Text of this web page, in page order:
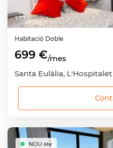
1/17
Habitació Doble
699 €/mes
Santa Eulàlia,
NOU Ahir